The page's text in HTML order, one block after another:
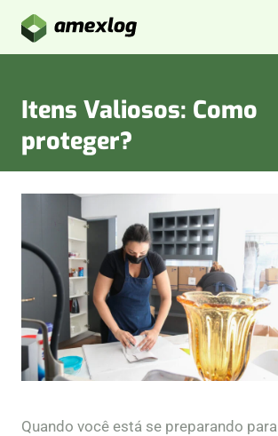
Itens Valiosos: Como
proteger?
Quando você está se preparando para